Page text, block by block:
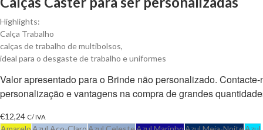
Highlights:
Calça Trabalho
calças de trabalho de multibolsos,
ideal para o desgaste de trabalho e uniformes
Valor apresentado para o Brinde não personalizado.
personalização e vantagens na compra de grandes
€12,24 C/ IVA